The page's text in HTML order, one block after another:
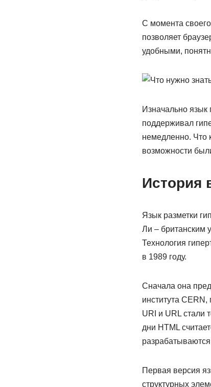
С момента
позволяет
удобными,
Изначально язык
поддерживал
немедленно. Что
возможности
История
Язык разметки
Ли – британским
Технология
в 1989 году.
Сначала она
института
URI и URL стали
дни HTML
Первая версия
структурных